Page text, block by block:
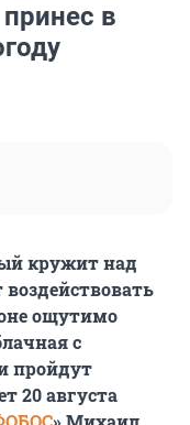
в
кружит над
ощутимо
с
пройдут
20 августа